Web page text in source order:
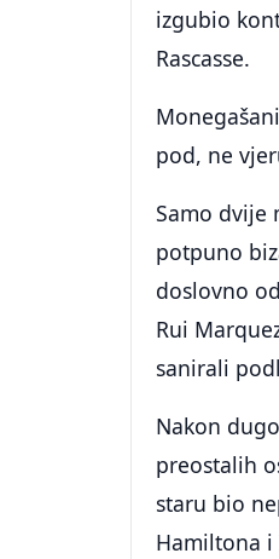
izgubio
Rascasse.
pod, ne
Samo dvije
potpuno
doslovno
Rui
sanirali
Nakon
preostalih
staru bio
Hamiltona i